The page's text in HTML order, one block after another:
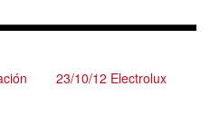
23/10/12 Electrolux